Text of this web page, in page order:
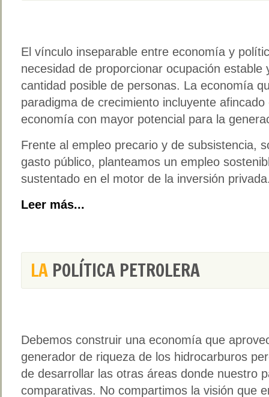
El vínculo inseparable entre economía y
necesidad de proporcionar ocupación estable
cantidad posible de personas. La economía
paradigma de crecimiento incluyente
economía con mayor potencial para la
Frente al empleo precario y de subsistencia,
gasto público, planteamos un empleo
sustentado en el motor de la inversión
Leer más...
LA POLÍTICA PETROLERA
Debemos construir una economía que
generador de riqueza de los hidrocarburos
de desarrollar las otras áreas donde nuestro
comparativas. No compartimos la visión que